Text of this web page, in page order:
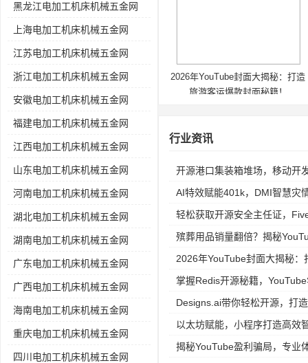
黑龙江电加工机床机械五金网
上海电加工机床机械五金网
江苏电加工机床机械五金网
浙江电加工机床机械五金网
安徽电加工机床机械五金网
福建电加工机床机械五金网
江西电加工机床机械五金网
山东电加工机床机械五金网
河南电加工机床机械五金网
湖北电加工机床机械五金网
湖南电加工机床机械五金网
广东电加工机床机械五金网
广西电加工机床机械五金网
海南电加工机床机械五金网
重庆电加工机床机械五金网
四川电加工机床机械五金网
2026年YouTube封面大揭秘：打造
旅游客运爆款封面秘籍！
行业资讯
开源港口集装箱堆场，移动开
AI特效赋能401k，DMI智慧灾
轻松获取开源安全主任证，
殡葬用品销量翻倍？揭秘
2026年YouTube封面大揭秘
掌握Redis开源秘籍，
Designs.ai带你轻松开源，打
以太坊赋能，小程序打造高效
揭秘YouTube盈利骗局，专业